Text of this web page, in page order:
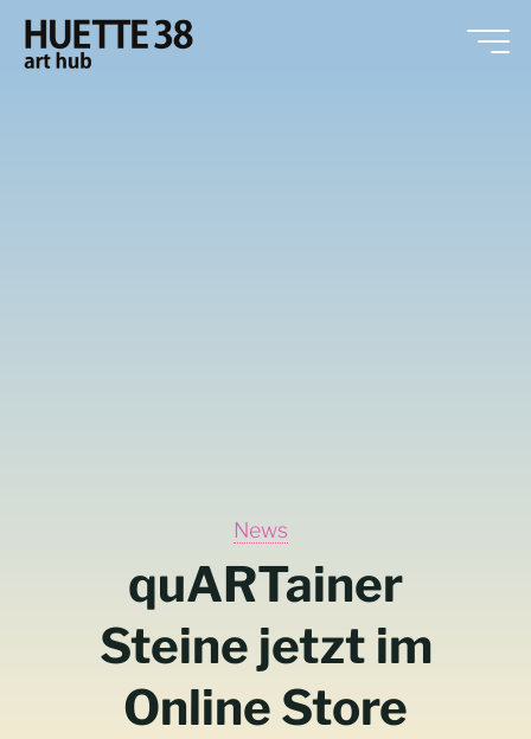
News
quARTainer
Steine jetzt im
Online Store